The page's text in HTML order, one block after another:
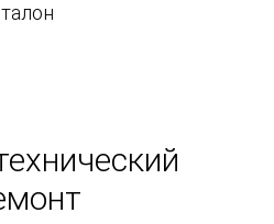
талон